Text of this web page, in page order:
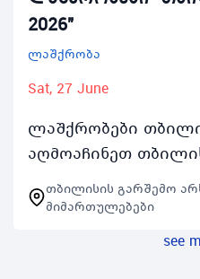
2026"
ლაშქრობა
Sat, 27 June
ლაშქრობები
აღმოაჩინეთ
პროგრამები
თბილისის გარშემო
მიმართულებები
see